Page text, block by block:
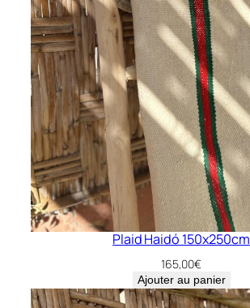
Plaid Haidó 150x250cm
165,00€
Ajouter au panier